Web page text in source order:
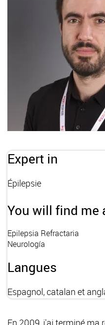
Expert in
Épilepsie
You will find me
Epilepsia Refractaria
Neurología
Langues
Espagnol, catalan et
En 2009, j'ai terminé ma